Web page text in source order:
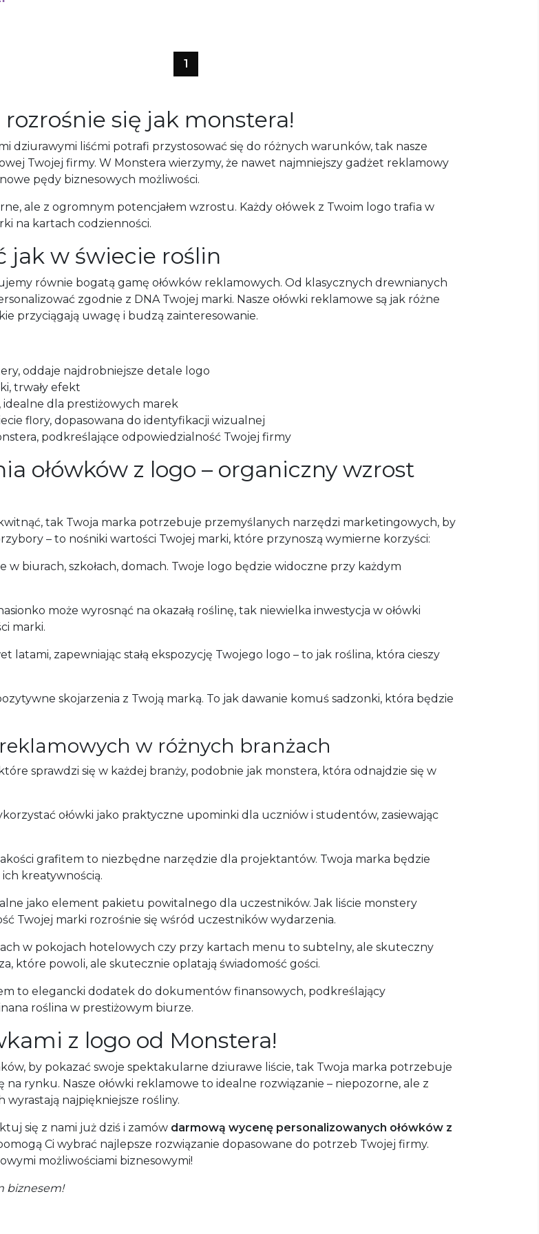
1
się jak monstera!
dziurawymi liśćmi potrafi przystosować się do różnych warunków, tak nasze
Twojej firmy. W Monstera wierzymy, że nawet najmniejszy gadżet reklamowy
pędy biznesowych możliwości.
ale z ogromnym potencjałem wzrostu. Każdy ołówek z Twoim logo trafia w
na kartach codzienności.
jak w świecie roślin
równie bogatą gamę ołówków reklamowych. Od klasycznych drewnianych
zgodnie z DNA Twojej marki. Nasze ołówki reklamowe są jak różne
przyciągają uwagę i budzą zainteresowanie.
oddaje najdrobniejsze detale logo
trwały efekt
idealne dla prestiżowych marek
flory, dopasowana do identyfikacji wizualnej
podkreślające odpowiedzialność Twojej firmy
ołówków z logo – organiczny wzrost
tak Twoja marka potrzebuje przemyślanych narzędzi marketingowych, by
– to nośniki wartości Twojej marki, które przynoszą wymierne korzyści:
w biurach, szkołach, domach. Twoje logo będzie widoczne przy każdym
może wyrosnąć na okazałą roślinę, tak niewielka inwestycja w ołówki
marki.
latami, zapewniając stałą ekspozycję Twojego logo – to jak roślina, która cieszy
skojarzenia z Twoją marką. To jak dawanie komuś sadzonki, która będzie
w różnych branżach
sprawdzi się w każdej branży, podobnie jak monstera, która odnajdzie się w
ołówki jako praktyczne upominki dla uczniów i studentów, zasiewając
grafitem to niezbędne narzędzie dla projektantów. Twoja marka będzie
kreatywnością.
jako element pakietu powitalnego dla uczestników. Jak liście monstery
Twojej marki rozrośnie się wśród uczestników wydarzenia.
w pokojach hotelowych czy przy kartach menu to subtelny, ale skuteczny
które powoli, ale skutecznie oplatają świadomość gości.
to elegancki dodatek do dokumentów finansowych, podkreślający
roślina w prestiżowym biurze.
z logo od Monstera!
by pokazać swoje spektakularne dziurawe liście, tak Twoja marka potrzebuje
rynku. Nasze ołówki reklamowe to idealne rozwiązanie – niepozorne, ale z
wyrastają najpiękniejsze rośliny.
się z nami już dziś i zamów darmową wycenę personalizowanych ołówków z
Ci wybrać najlepsze rozwiązanie dopasowane do potrzeb Twojej firmy.
możliwościami biznesowymi!
biznesem!